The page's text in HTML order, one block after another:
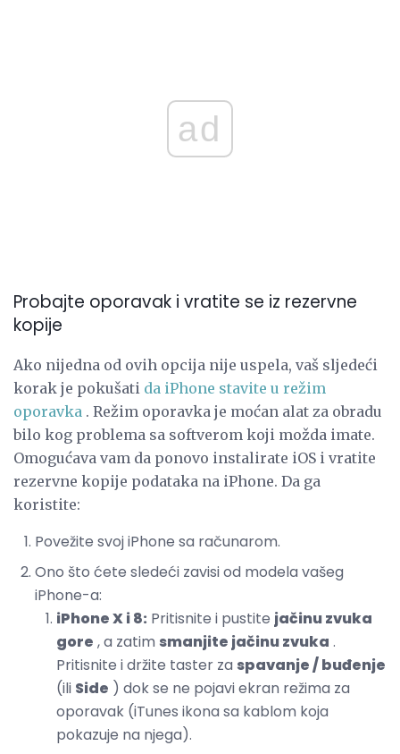
ad
Probajte oporavak i vratite se iz rezervne
kopije
Ako nijedna od ovih opcija nije uspela, vaš sljedeći
korak je pokušati da iPhone stavite u režim
oporavka . Režim oporavka je moćan alat za obradu
bilo kog problema sa softverom koji možda imate.
Omogućava vam da ponovo instalirate iOS i vratite
rezervne kopije podataka na iPhone. Da ga
koristite:
Povežite svoj iPhone sa računarom.
Ono što ćete sledeći zavisi od modela vašeg
iPhone-a:
iPhone X i 8: Pritisnite i pustite jačinu zvuka
gore , a zatim smanjite jačinu zvuka .
Pritisnite i držite taster za spavanje / buđenje
(ili Side ) dok se ne pojavi ekran režima za
oporavak (iTunes ikona sa kablom koja
pokazuje na njega).